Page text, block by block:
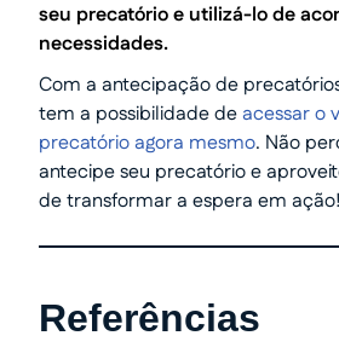
seu precatório e utilizá-lo de
necessidades.
Com a antecipação de
tem a possibilidade deacessar o
precatório agora mesmo. Não
antecipe seu precatório e
de transformar a espera em ação!
Referências